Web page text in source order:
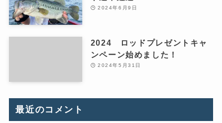
2024年6月9日
2024 ロッドプレゼントキャ
ンペーン始めました！
2024年5月31日
最近のコメント